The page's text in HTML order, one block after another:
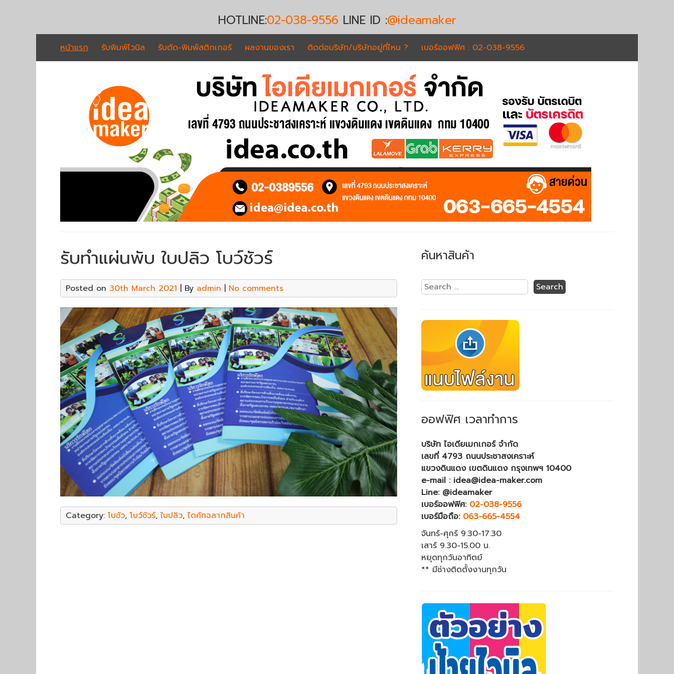
HOTLINE:02-038-9556 LINE ID :@ideamaker
หน้าแรก รับพิมพ์ไวนิล รับตัด-พิมพ์สติกเกอร์ ผลงานของเรา ติดต่อบริษัท/บริษัทอยู่ที่ไหน ? เบอร์ออฟฟิศ : 02-038-9556
รับทำแผ่นพับ ใบปลิว โบว์ชัวร์
Posted on 30th March 2021 | By admin | No comments
Category: โบชัว, โบว์ชัวร์,ใบปลิว, ไดคัทฉลากสินค้า
ค้นหาสินค้า
ออฟฟิศ เวลาทำการ
บริษัท ไอเดียเมกเกอร์ จำกัด
เลขที่ 4793 ถนนประชาสงเคราะห์
แขวงดินแดง เขตดินแดง กรุงเทพฯ 10400
e-mail : idea@idea-maker.com
Line: @ideamaker
เบอร์ออฟฟิศ: 02-038-9556
เบอร์มือถือ: 063-665-4554
จันทร์-ศุกร์ 9.30-17.30
เสาร์ 9.30-15.00 น.
หยุดทุกวันอาทิตย์
** มีช่างติดตั้งงานทุกวัน